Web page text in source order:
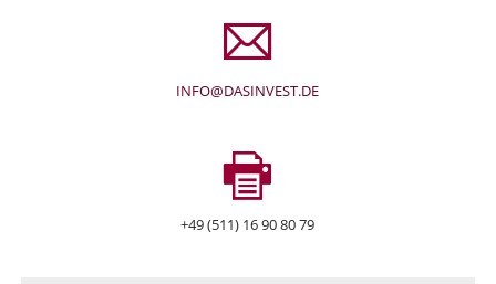
INFO@DASINVEST.DE
+49 (511) 16 90 80 79